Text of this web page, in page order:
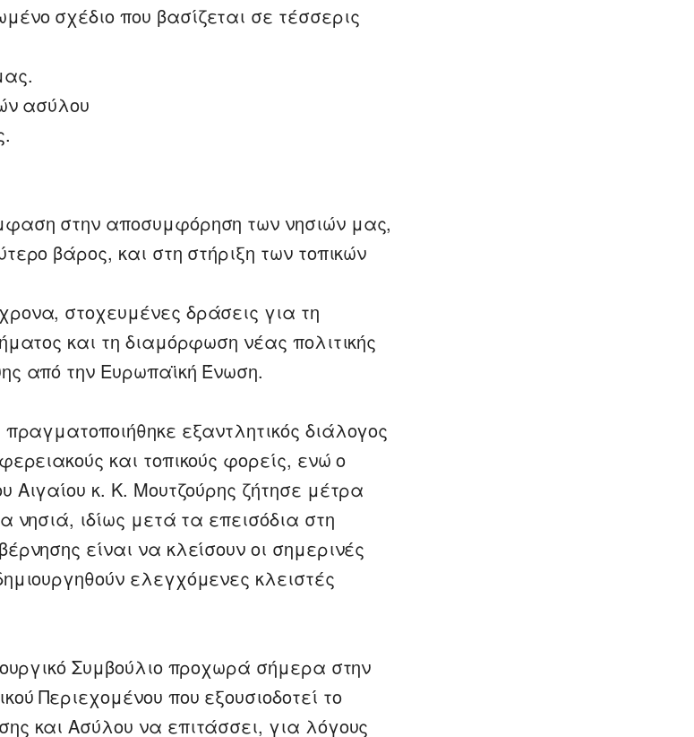
σχέδιο που βασίζεται σε τέσσερις
ασύλου
στην αποσυμφόρηση των νησιών μας,
βάρος, και στη στήριξη των τοπικών
στοχευμένες δράσεις για τη
και τη διαμόρφωση νέας πολιτικής
από την Ευρωπαϊκή Ένωση.
εξαντλητικός διάλογος
και τοπικούς φορείς, ενώ ο
Αιγαίου κ. Κ. Μουτζούρης ζήτησε μέτρα
νησιά, ιδίως μετά τα επεισόδια στη
είναι να κλείσουν οι σημερινές
ελεγχόμενες κλειστές
Συμβούλιο προχωρά σήμερα στην
Περιεχομένου που εξουσιοδοτεί το
και Ασύλου να επιτάσσει, για λόγους